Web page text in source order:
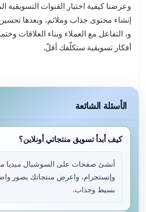
وعرضنا كيفية اختيار القنوات التسويقية
إنشاء محتوى جذاب وملائم، وبعدها
و، التفاعل مع العملاء وبناء العلاقات
أفكار تسويقية ستكلّفك أقلّ.
الأسئلة الشائعة
كيف أبدأ تسويق منتجاتي أونلاين؟
أنشئ صفحات على السوشيال ميديا
وإنستجرام، واعرض منتجاتك بصور
بسيط وجذاب.